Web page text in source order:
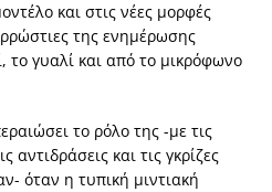
και στις νέες μορφές
της ενημέρωσης
το γυαλί και από το μικρόφωνο
το ρόλο της -με τις
αντιδράσεις και τις γκρίζες
όταν η τυπική μιντιακή